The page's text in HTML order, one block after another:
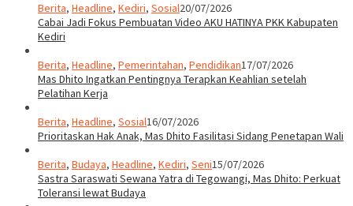
Berita, Headline, Kediri, Sosial20/07/2026
Cabai Jadi Fokus Pembuatan Video AKU HATINYA PKK Kabupaten
Kediri
Berita, Headline, Pemerintahan, Pendidikan17/07/2026
Mas Dhito Ingatkan Pentingnya Terapkan Keahlian setelah
Pelatihan Kerja
Berita, Headline, Sosial16/07/2026
Prioritaskan Hak Anak, Mas Dhito Fasilitasi Sidang Penetapan Wali
Berita, Budaya, Headline, Kediri, Seni15/07/2026
Sastra Saraswati Sewana Yatra di Tegowangi, Mas Dhito: Perkuat
Toleransi lewat Budaya